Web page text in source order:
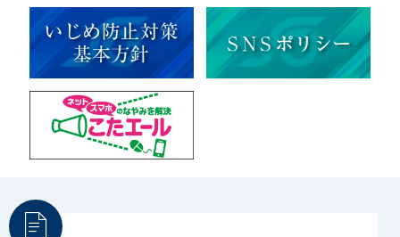
宇宙探究
赤門倶楽部